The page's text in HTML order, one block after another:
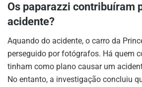
Os paparazzi contribuíram
acidente?
Aquando do acidente, o carro da
perseguido por fotógrafos. Há quem
tinham como plano causar um
No entanto, a investigação concluiu